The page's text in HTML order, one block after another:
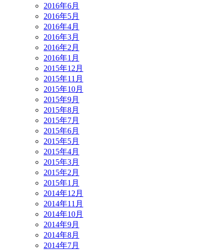
2016年6月
2016年5月
2016年4月
2016年3月
2016年2月
2016年1月
2015年12月
2015年11月
2015年10月
2015年9月
2015年8月
2015年7月
2015年6月
2015年5月
2015年4月
2015年3月
2015年2月
2015年1月
2014年12月
2014年11月
2014年10月
2014年9月
2014年8月
2014年7月